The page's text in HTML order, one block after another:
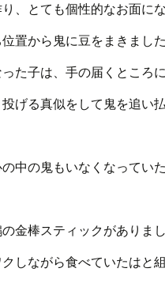
、とても個性的なお面に
置から鬼に豆をまきまし
た子は、手の届くところ
げる真似をして鬼を追い
中の鬼もいなくなってい
金棒スティックがありま
しながら食べていたはと